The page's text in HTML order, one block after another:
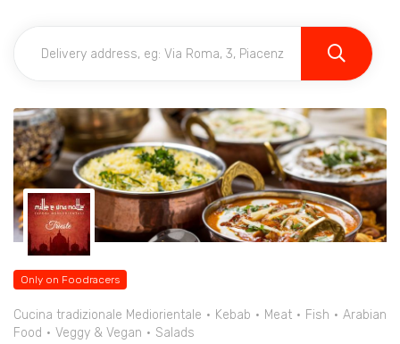
Only on Foodracers
Cucina tradizionale Mediorientale Kebab Meat Fish
Arabian
Food
Veggy & Vegan Salads